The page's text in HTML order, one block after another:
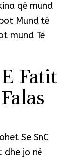
që mund
Mund të
mund Të
Fatit
Se SnC
dhe jo në